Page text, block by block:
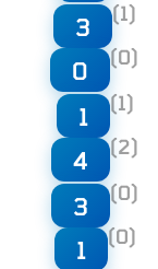
3 (1)
0 (0)
1 (1)
4 (2)
3 (0)
1 (0)